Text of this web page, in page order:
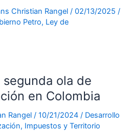
Christian Rangel / 02/13/2025 /
Petro, Ley de
ola de
en Colombia
Rangel / 10/21/2024 / Desarrollo
, Impuestos y Territorio